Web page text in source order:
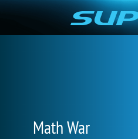
Math War